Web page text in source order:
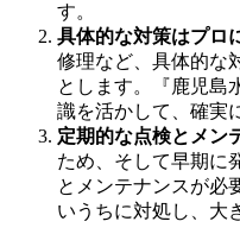
す。
具体的な対策はプロ
修理など、具体的な
とします。『鹿児島
識を活かして、確実
定期的な点検とメン
ため、そして早期に
とメンテナンスが必
いうちに対処し、大